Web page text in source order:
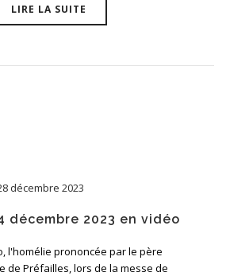
LIRE LA SUITE
décembre 2023
décembre 2023 en vidéo
l'homélie prononcée par le père
de Préfailles, lors de la messe de